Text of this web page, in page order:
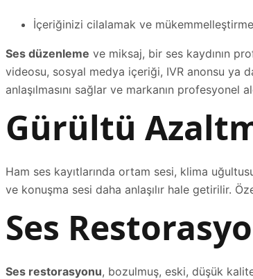
İçeriğinizi cilalamak ve
Ses düzenleme ve miksaj, bir ses kaydının
videosu, sosyal medya içeriği, IVR anonsu ya
anlaşılmasını sağlar ve markanın profesyonel
Gürültü
Ham ses kayıtlarında ortam sesi, klima
ve konuşma sesi daha anlaşılır hale getirilir.
Ses
Ses restorasyonu, bozulmuş, eski, düşük